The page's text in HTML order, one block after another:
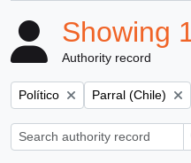
Showing
Authority record
Remove filter:
Político Remove filter:
Parral (Chile)